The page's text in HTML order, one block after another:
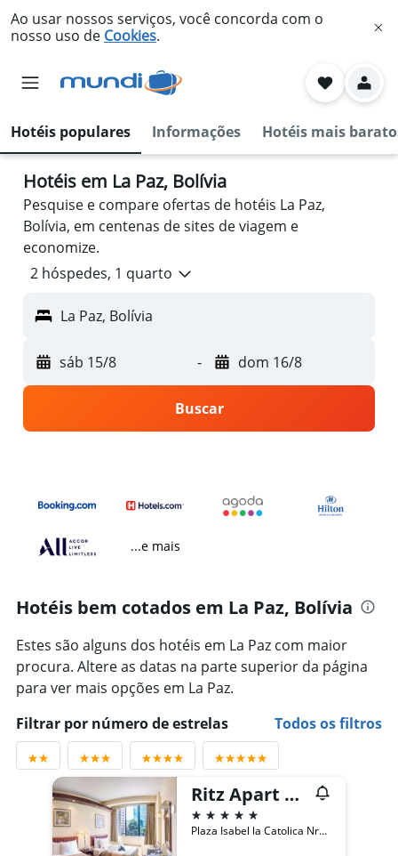
Ao usar nossos serviços, você concorda com o
nosso uso de Cookies.
Hotéis populares Informações Hotéis mais
Hotéis em La Paz, Bolívia
Pesquise e compare ofertas de hotéis La Paz,
Bolívia, em centenas de sites de viagem e
economize.
2 hóspedes, 1 quarto
La Paz, Bolívia
sáb 15/8 - dom 16/8
Buscar
...e mais
Hotéis bem cotados em La Paz, Bolívia
Estes são alguns dos hotéis em La Paz com maior
procura. Altere as datas na parte superior da página
para ver mais opções em La Paz.
Filtrar por número de estrelas
Todos os filtros
Ritz Apart Hotel
5 estrelas
Plaza Isabel la Catolica Nro. 2478, La Paz, Bolívia